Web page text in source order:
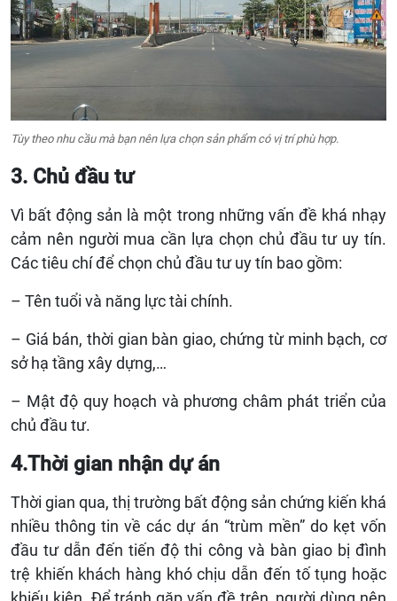
Tùy theo nhu cầu mà bạn nên lựa chọn sản phẩm có vị trí phù hợp.
3. Chủ đầu tư
Vì bất động sản là một trong những vấn đề khá nhạy
cảm nên người mua cần lựa chọn chủ đầu tư uy tín.
Các tiêu chí để chọn chủ đầu tư uy tín bao gồm:
– Tên tuổi và năng lực tài chính.
– Giá bán, thời gian bàn giao, chứng từ minh bạch, cơ
sở hạ tầng xây dựng,…
– Mật độ quy hoạch và phương châm phát triển của
chủ đầu tư.
4.Thời gian nhận dự án
Thời gian qua, thị trường bất động sản chứng kiến khá
nhiều thông tin về các dự án “trùm mền” do kẹt vốn
đầu tư dẫn đến tiến độ thi công và bàn giao bị đình
trệ khiến khách hàng khó chịu dẫn đến tố tụng hoặc